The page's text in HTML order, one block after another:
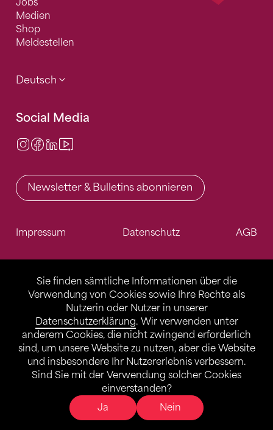
Sie finden sämtliche Informationen über die
Verwendung von Cookies sowie Ihre Rechte als
Nutzerin oder Nutzer in unserer
Datenschutzerklärung. Wir verwenden unter
anderem Cookies, die nicht zwingend erforderlich
sind, um unsere Website zu nutzen, aber die Website
und insbesondere Ihr Nutzererlebnis verbessern.
Sind Sie mit der Verwendung solcher Cookies
einverstanden?
Ja
Nein
Jobs
Medien
Shop
Meldestellen
Deutsch
Social Media
Instagram
Facebook
LinkedIn
Newsletter & Bulletins abonnieren
Impressum Datenschutz AGB